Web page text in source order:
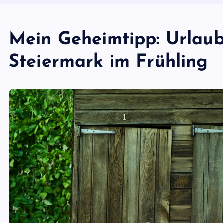
Mein Geheimtipp:
Steiermark im Frühling